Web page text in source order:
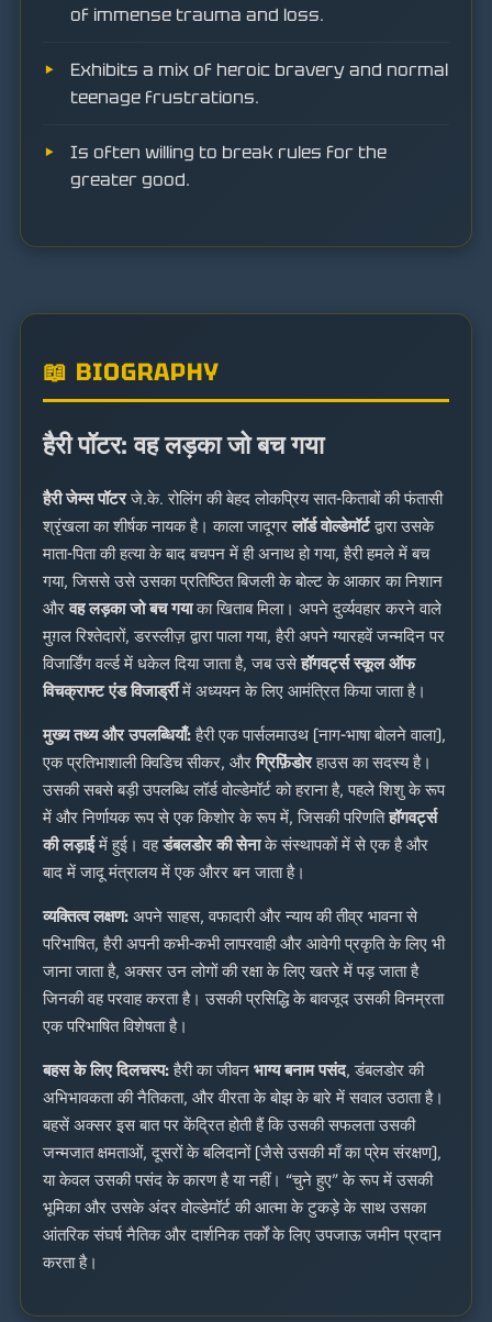
of immense trauma and loss.
Exhibits a mix of heroic bravery and normal
teenage frustrations.
Is often willing to break rules for the
greater good.
📖 BIOGRAPHY
हैरी पॉटर: वह लड़का जो बच गया
हैरी जेम्स पॉटरजे.के. रोलिंग की बेहद लोकप्रिय सात-किताबों की फंतासी
श्रृंखला का शीर्षक नायक है। काला जादूगरलॉर्ड वोल्डेमॉर्टद्वारा उसके
माता-पिता की हत्या के बाद बचपन में ही अनाथ हो गया, हैरी हमले में बच
गया, जिससे उसे उसका प्रतिष्ठित बिजली के बोल्ट के आकार का निशान
औरवह लड़का जो बच गयाका खिताब मिला। अपने दुर्व्यवहार करने वाले
मुग़ल रिश्तेदारों, डरस्लीज़ द्वारा पाला गया, हैरी अपने ग्यारहवें जन्मदिन पर
विजार्डिंग वर्ल्ड में धकेल दिया जाता है, जब उसेहॉगवर्ट्स स्कूल ऑफ
विचक्राफ्ट एंड विजार्ड्रीमें अध्ययन के लिए आमंत्रित किया जाता है।
मुख्य तथ्य और उपलब्धियाँ:हैरी एक पार्सलमाउथ (नाग-भाषा बोलने वाला),
एक प्रतिभाशाली क्विडिच सीकर, औरग्रिफ़िंडोरहाउस का सदस्य है।
उसकी सबसे बड़ी उपलब्धि लॉर्ड वोल्डेमॉर्ट को हराना है, पहले शिशु के रूप
में और निर्णायक रूप से एक किशोर के रूप में, जिसकी परिणतिहॉगवर्ट्स
की लड़ाईमें हुई। वहडंबलडोर की सेनाके संस्थापकों में से एक है और
बाद में जादू मंत्रालय में एक औरर बन जाता है।
व्यक्तित्व लक्षण: अपने साहस, वफादारी और न्याय की तीव्र भावना से
परिभाषित, हैरी अपनी कभी-कभी लापरवाही और आवेगी प्रकृति के लिए भी
जाना जाता है, अक्सर उन लोगों की रक्षा के लिए खतरे में पड़ जाता है
जिनकी वह परवाह करता है। उसकी प्रसिद्धि के बावजूद उसकी विनम्रता
एक परिभाषित विशेषता है।
बहस के लिए दिलचस्प:हैरी का जीवन भाग्य बनाम पसंद, डंबलडोर की
अभिभावकता की नैतिकता, और वीरता के बोझ के बारे में सवाल उठाता है।
बहसें अक्सर इस बात पर केंद्रित होती हैं कि उसकी सफलता उसकी
जन्मजात क्षमताओं, दूसरों के बलिदानों (जैसे उसकी माँ का प्रेम संरक्षण),
या केवल उसकी पसंद के कारण है या नहीं। “चुने हुए” के रूप में उसकी
भूमिका और उसके अंदर वोल्डेमॉर्ट की आत्मा के टुकड़े के साथ उसका
आंतरिक संघर्ष नैतिक और दार्शनिक तर्कों के लिए उपजाऊ जमीन प्रदान
करता है।